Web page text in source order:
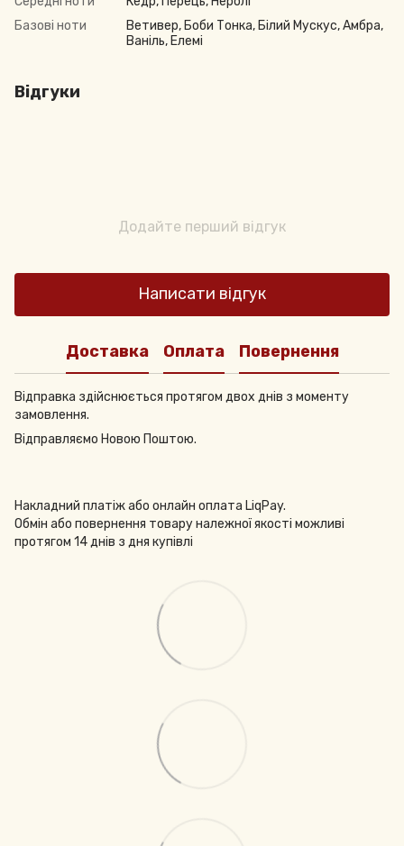
Базові ноти
Ветивер, Боби Тонка, Білий Мускус, Амбра,
Ваніль, Елемі
Відгуки
Додайте перший відгук
Написати відгук
Доставка Оплата Повернення
Відправка здійснюється протягом двох днів з моменту
замовлення.
Відправляємо Новою Поштою.
Накладний платіж або онлайн оплата LiqPay.
Обмін або повернення товару належної якості можливі
протягом 14 днів з дня купівлі